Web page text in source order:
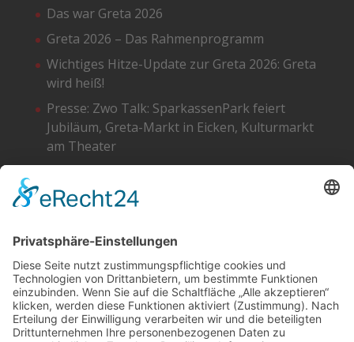
Das war Greta 2026
Greta 2026 – Das Rahmenprogramm
Wichtiges Hitze-Update zur Greta 2026: Greta
wird heiß!
Presse: Zwo Talk: SparkassenPark feiert
Jubiläum, Greta-Markt in Eicken, Kulturmarkt
am Theater
Facebook
Instagram
SoundCloud
YouTube
Cookie-Einstellungen